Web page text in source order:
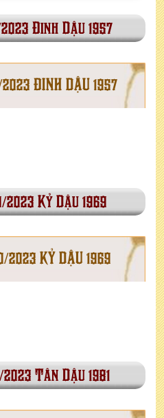
Đinh Dậu 1957
ĐINH DẬU 1957
Kỷ Dậu 1969
2023 KỶ DẬU 1969
Tân Dậu 1981